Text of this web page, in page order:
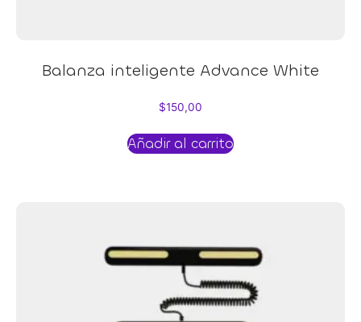
Balanza inteligente Advance White
$150,00
Añadir al carrito